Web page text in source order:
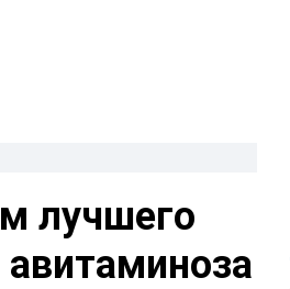
лучшего
авитаминоза